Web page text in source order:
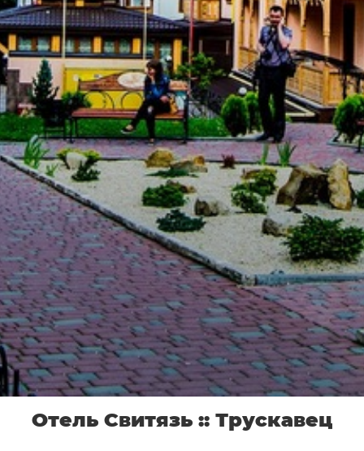
Отель Свитязь :: Трускавец